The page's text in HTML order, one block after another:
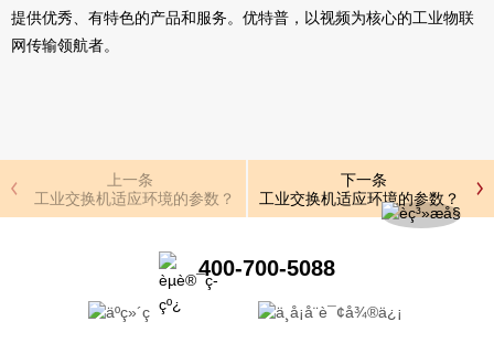
提供优秀、有特色的产品和服务。优特普，以视频为核心的工业物联
网传输领航者。
上一条
工业交换机适应环境的参数？
下一条
工业交换机适应环境的参数？
400-700-5088